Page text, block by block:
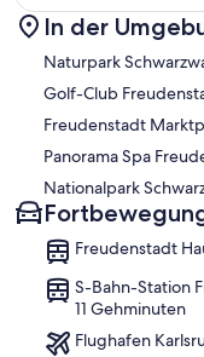
In der
Naturpark
Golf-Club
Freudenstadt
Panorama Spa
Nationalpark
Freudenstadt
S-Bahn-Station
11 Gehminuten
Flughafen